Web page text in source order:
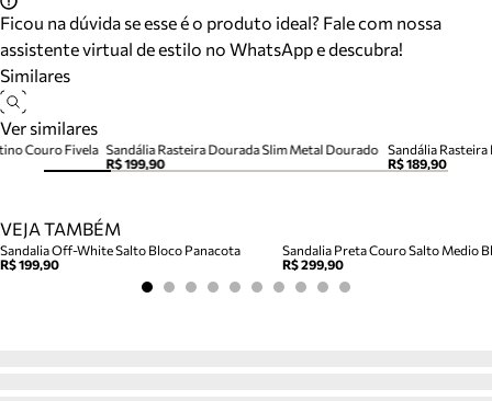
Ficou na dúvida se esse é o produto ideal? Fale com nossa
assistente virtual de estilo no WhatsApp e descubra!
Similares
Ver similares
Sandália Rasteira Dourada Slim Metal Dourado
R$ 199,90
Sandália
R$ 189,90
Couro Fivela
VEJA TAMBÉM
Sandalia Off-White Salto Bloco Panacota
R$ 199,90
Sandalia Preta Couro Salto Medio
R$ 299,90